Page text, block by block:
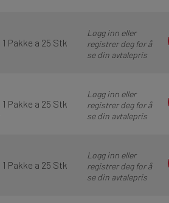
1 Pakke a 25 Stk
Logg inn eller
registrer deg for å
se din avtalepris
1 Pakke a 25 Stk
Logg inn eller
registrer deg for å
se din avtalepris
1 Pakke a 25 Stk
Logg inn eller
registrer deg for å
se din avtalepris